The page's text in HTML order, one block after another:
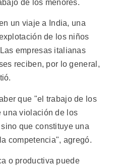
de los menores.
un viaje a India, una
de los niños
empresas italianas
reciben, por lo general,
que "el trabajo de los
una violación de los
que constituye una
competencia", agregó.
o productiva puede